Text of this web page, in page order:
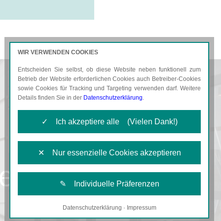
AKTUELLES KARRIERE
WIR VERWENDEN COOKIES
Entscheiden Sie selbst, ob diese Website neben funktionell zum
Betrieb der Website erforderlichen Cookies auch Betreiber-Cookies
sowie Cookies für Tracking und Targeting verwenden darf. Weitere
Details finden Sie in der Datenschutzerklärung.
✓ Ich akzeptiere alle (Vielen Dank!)
✕ Nur essenzielle Cookies akzeptieren
✎ Individuelle Präferenzen
Notwendige Cookies
Datenschutzerklärung · Impressum